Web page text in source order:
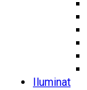
Iluminat